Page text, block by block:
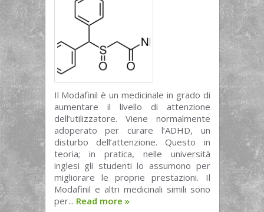
Il Modafinil è un medicinale in grado di
aumentare il livello di attenzione
dell’utilizzatore. Viene normalmente
adoperato per curare l’ADHD, un
disturbo dell’attenzione. Questo in
teoria; in pratica, nelle università
inglesi gli studenti lo assumono per
migliorare le proprie prestazioni. Il
Modafinil e altri medicinali simili sono
per... Read more »